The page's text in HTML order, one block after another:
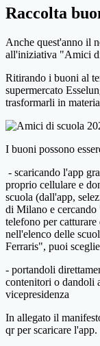
Raccolta
Anche quest'anno il
all'iniziativa "Amici
Ritirando i buoni al
supermercato
trasformarli in
I buoni possono
- scaricando l'app
proprio cellulare e
scuola (dall'app,
di Milano e
telefono per
nell'elenco delle
Ferraris", puoi
- portandoli
contenitori o dandoli
vicepresidenza
In allegato il
qr per scaricare l'app.